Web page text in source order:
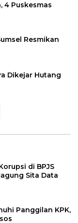
4 Puskesmas
Resmikan
Dikejar Hutang
di BPJS
Sita Data
Panggilan KPK,